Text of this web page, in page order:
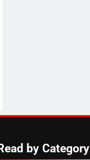
by Category